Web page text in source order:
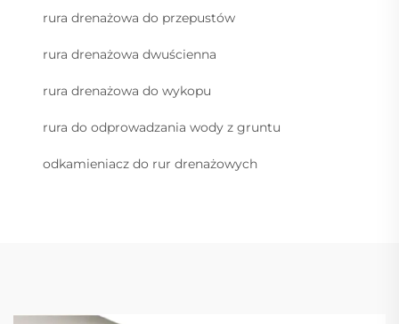
rura drenażowa do przepustów
rura drenażowa dwuścienna
rura drenażowa do wykopu
rura do odprowadzania wody z gruntu
odkamieniacz do rur drenażowych